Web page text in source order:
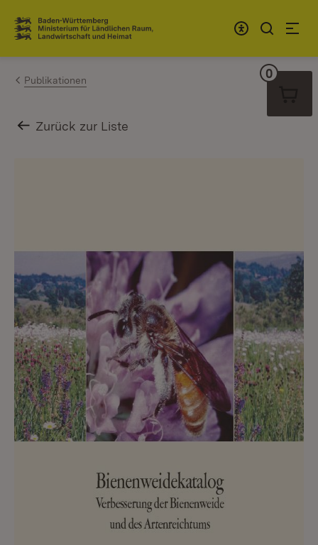
Zum Inhalt springen
Link zur Startseite
Publikationen
Zurück zur Liste
0